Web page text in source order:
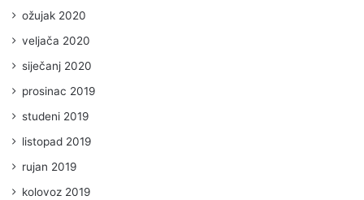
ožujak 2020
veljača 2020
siječanj 2020
prosinac 2019
studeni 2019
listopad 2019
rujan 2019
kolovoz 2019